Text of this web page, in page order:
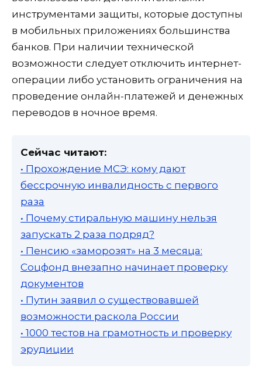
инструментами защиты, которые доступны
в мобильных приложениях большинства
банков. При наличии технической
возможности следует отключить интернет-
операции либо установить ограничения на
проведение онлайн-платежей и денежных
переводов в ночное время.
Сейчас читают:
• Прохождение МСЭ: кому дают
бессрочную инвалидность с первого
раза
• Почему стиральную машину нельзя
запускать 2 раза подряд?
• Пенсию «заморозят» на 3 месяца:
Соцфонд внезапно начинает проверку
документов
• Путин заявил о существовавшей
возможности раскола России
• 1000 тестов на грамотность и проверку
эрудиции